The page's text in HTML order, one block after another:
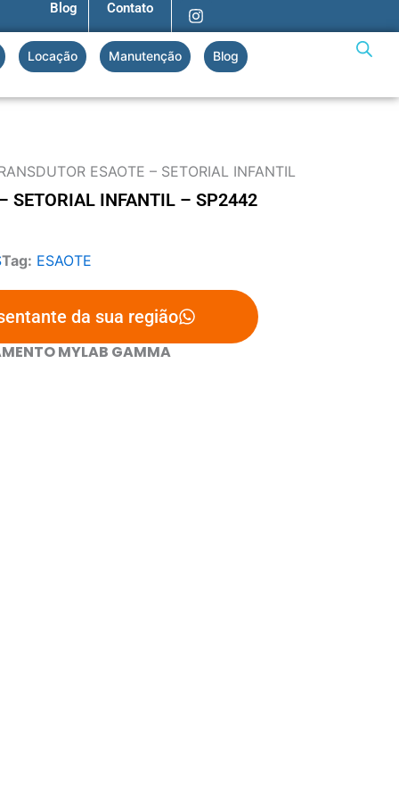
Blog Contato
I
n
r
Locação Manutenção Blog
ESAOTE – SETORIAL INFANTIL
SETORIAL INFANTIL – SP2442
Tag: ESAOTE
da sua região
MYLAB GAMMA